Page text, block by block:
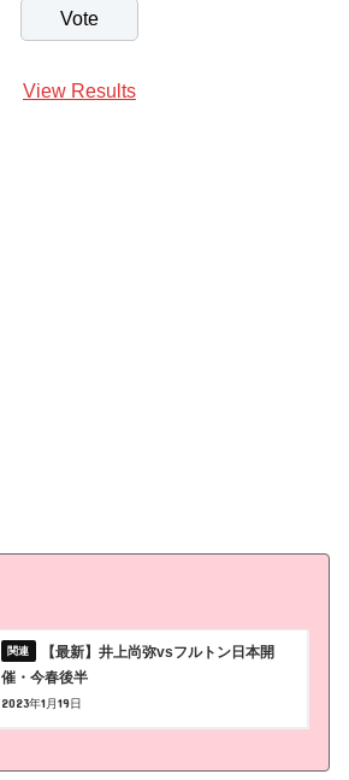
View Results
【最新】井上尚弥vsフルトン日本開
催・今春後半
2023年1月19日